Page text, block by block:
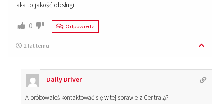
Taka to jakość obsługi.
0 Odpowiedz
2 lat temu
Daily Driver
A próbowałeś kontaktować się w tej sprawie z Centralą?